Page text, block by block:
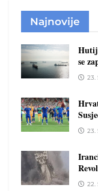
Najnovije
se
23.
23.
22.